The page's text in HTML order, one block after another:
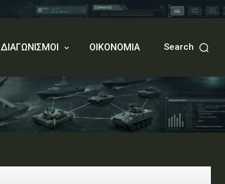
ΔΙΑΓΩΝΙΣΜΟΙ ΟΙΚΟΝΟΜΙΑ Search